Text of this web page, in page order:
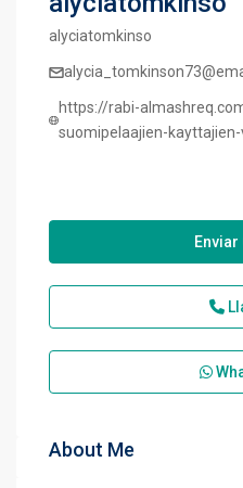
alyciatomkinso
https://rabi-
suomipelaajien-
About Me